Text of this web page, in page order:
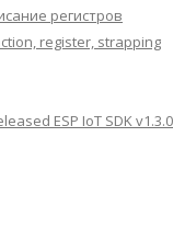
регистров
register, strapping
ESP IoT SDK